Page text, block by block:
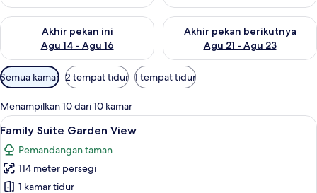
Akhir pekan ini
Agu 14 - Agu 16
Periksa ketersediaan untuk akhir pekan ini Agu 14 - Agu 16
Akhir pekan berikutnya
Agu 21 - Agu 23
Periksa ketersediaan untuk
Filter
tersedia
untuk
kamar
Semua kamar 2 tempat tidur 1 tempat tidur
Menampilkan 10 dari 10 kamar
Lihat
semua
foto
untuk
Family
Seprai premium, minibar, brankas,
12
Family Suite Garden View
Pemandangan taman
114 meter persegi
1 kamar tidur